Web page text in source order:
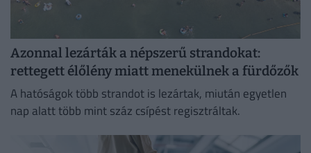
Azonnal lezárták a népszerű strandokat:
rettegett élőlény miatt menekülnek a fürdőzők
A hatóságok több strandot is lezártak, miután egyetlen
nap alatt több mint száz csípést regisztráltak.